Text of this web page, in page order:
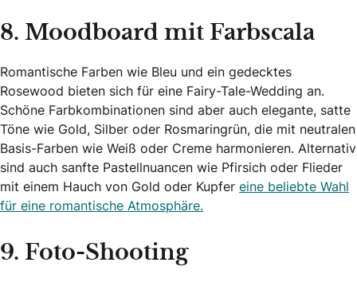
8. Moodboard mit Farbscala
Romantische Farben wie Bleu und ein gedecktes
Rosewood bieten sich für eine Fairy-Tale-Wedding an.
Schöne Farbkombinationen sind aber auch elegante, satte
Töne wie Gold, Silber oder Rosmaringrün, die mit neutralen
Basis-Farben wie Weiß oder Creme harmonieren. Alternativ
sind auch sanfte Pastellnuancen wie Pfirsich oder Flieder
mit einem Hauch von Gold oder Kupfer eine beliebte Wahl
für eine romantische Atmosphäre.
9. Foto-Shooting